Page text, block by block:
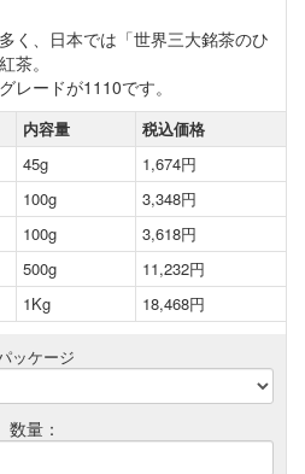
く、日本では「世界三大銘茶のひ
茶。
レードが1110です。
内容量
税込価格
45g
1,674円
100g
3,348円
100g
3,618円
500g
11,232円
1Kg 18,468円
ッケージ
数量：